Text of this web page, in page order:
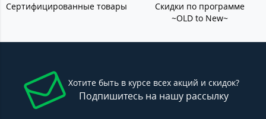
Сертифицированные товары
Скидки по программе
~OLD to New~
Хотите быть в курсе всех акций и скидок?
Подпишитесь на нашу рассылку